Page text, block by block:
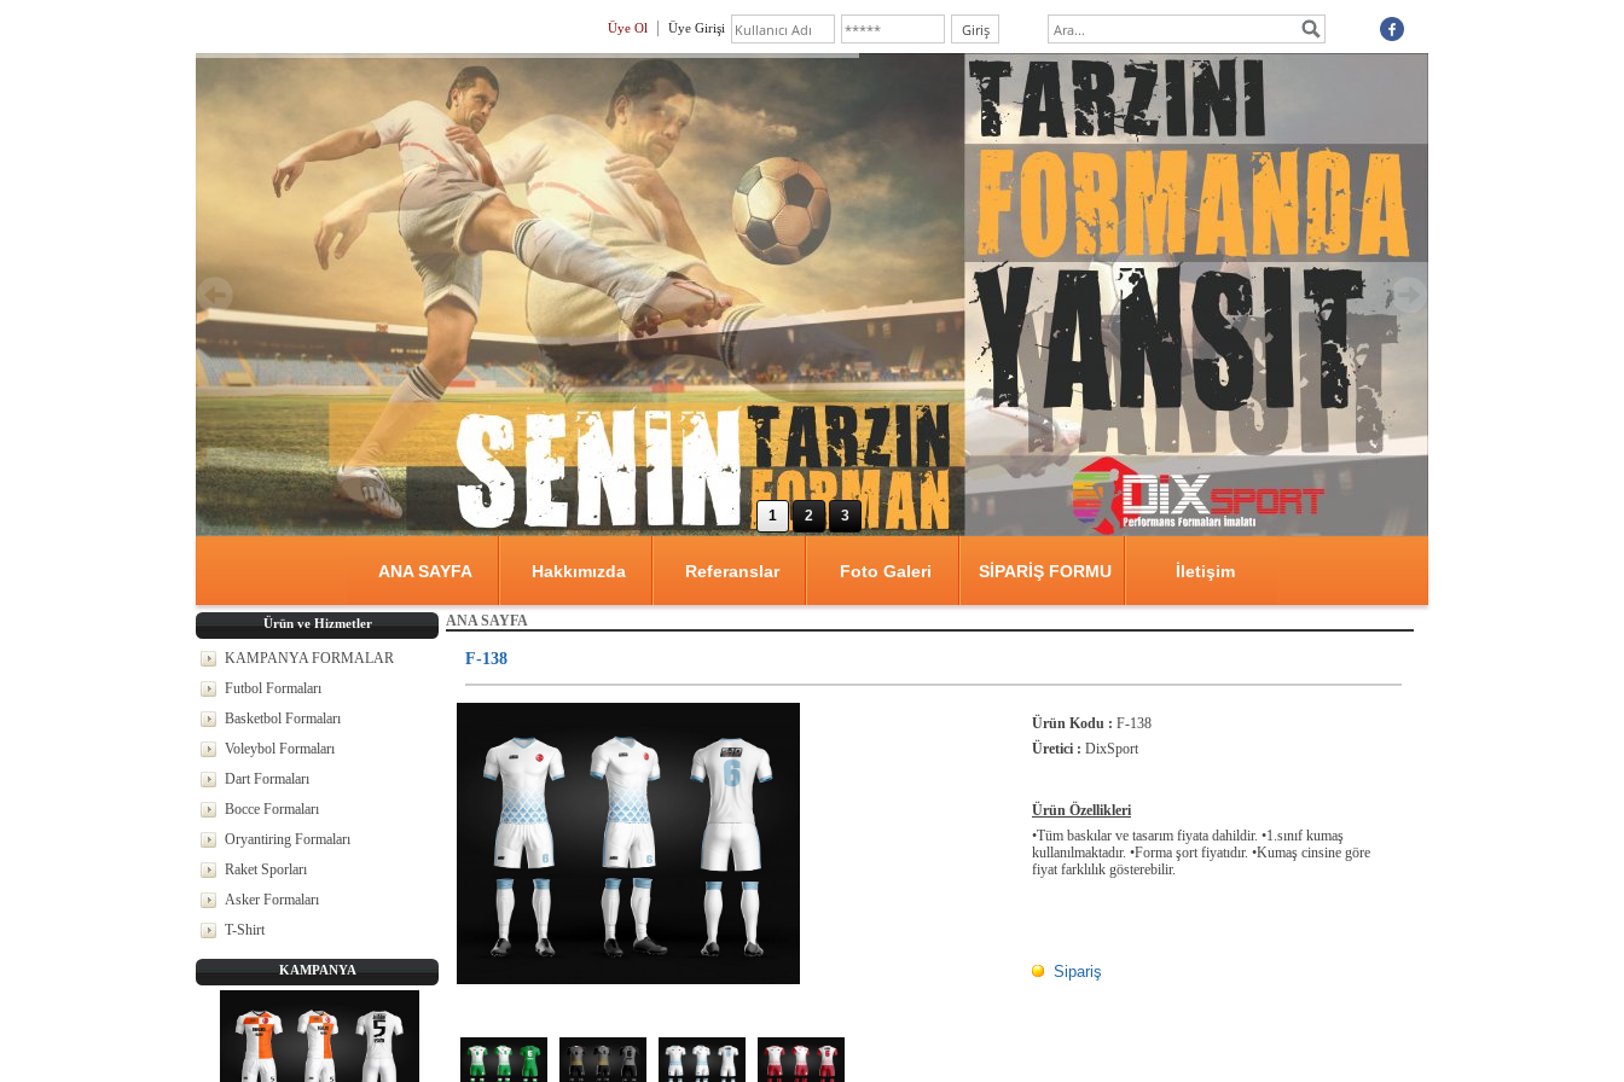
Üye Ol Üye Girişi
1 2 3
ANA SAYFA Hakkımızda Referanslar Foto Galeri SİPARİŞ FORMU İletişim
Ürün ve Hizmetler
KAMPANYA FORMALAR
Futbol Formaları
Basketbol Formaları
Voleybol Formaları
Dart Formaları
Bocce Formaları
Oryantiring Formaları
Raket Sporları
Asker Formaları
T-Shirt
KAMPANYA
ANA SAYFA
F-138
Ürün Kodu : F-138
Üretici : DixSport
Ürün Özellikleri
•Tüm baskılar ve tasarım fiyata dahildir. •1.sınıf kumaş
kullanılmaktadır. •Forma şort fiyatıdır. •Kumaş cinsine göre
fiyat farklılık gösterebilir.
Sipariş